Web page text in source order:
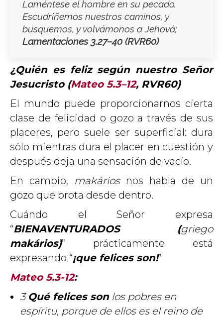
Laméntese el hombre en su pecado.
Escudriñemos nuestros caminos, y
busquemos, y volvámonos a Jehová;
Lamentaciones 3.27–40 (RVR60)
¿Quién es feliz según nuestro Señor
Jesucristo (Mateo 5.3–12, RVR60)
El mundo puede proporcionarnos cierta
clase de felicidad o gozo a través de sus
placeres, pero suele ser superficial: dura
sólo mientras dura el placer en cuestión y
después deja una sensación de vacío.
En cambio, makáriosnos habla de un
gozo que brota desde dentro.
Cuándo el Señor expresa
“BIENAVENTURADOS (griego
makários)” prácticamente está
expresando “¡que felices son!”
Mateo 5.3-12:
3 Qué felices sonlos pobres en
espíritu, porque de ellos es el reino de